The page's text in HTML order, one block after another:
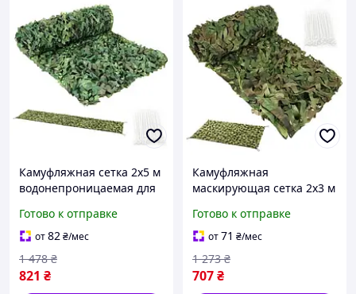
Камуфляжная сетка 2x5 м
водонепроницаемая для
100 стяжек Gardlov
Готово к отправке
от82₴/мес
821 ₴
1 478 ₴
Камуфляжная
маскирующая сетка 2x3 м
100 стяжками для сада
кемпинга и полевых
работ Gardlov
Готово к отправке
от71 ₴/мес
707₴
1 273 ₴